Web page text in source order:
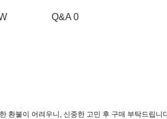
Q&A 0
환불이 어려우니, 신중한 고민 후 구매 부탁드립니